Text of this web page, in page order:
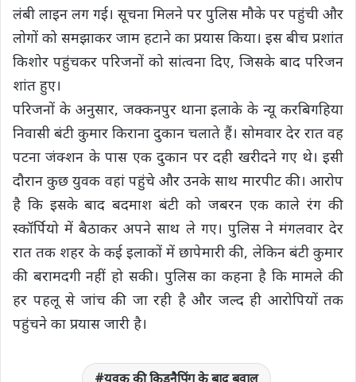
लंबी लाइन लग गई। सूचना मिलने पर पुलिस मौके पर पहुंची और
लोगों को समझाकर जाम हटाने का प्रयास किया। इस बीच प्रशांत
किशोर पहुंचकर परिजनों को सांत्वना दिए, जिसके बाद परिजन
शांत हुए।
परिजनों के अनुसार, जक्कनपुर थाना इलाके के न्यू करबिगहिया
निवासी बंटी कुमार किराना दुकान चलाते हैं। सोमवार देर रात वह
पटना जंक्शन के पास एक दुकान पर दही खरीदने गए थे। इसी
दौरान कुछ युवक वहां पहुंचे और उनके साथ मारपीट की। आरोप
है कि इसके बाद बदमाश बंटी को जबरन एक काले रंग की
स्कॉर्पियो में बैठाकर अपने साथ ले गए। पुलिस ने मंगलवार देर
रात तक शहर के कई इलाकों में छापेमारी की, लेकिन बंटी कुमार
की बरामदगी नहीं हो सकी। पुलिस का कहना है कि मामले की
हर पहलू से जांच की जा रही है और जल्द ही आरोपियों तक
पहुंचने का प्रयास जारी है।
युवक की किडनैपिंग के बाद बवाल